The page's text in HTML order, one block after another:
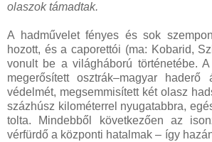
olaszok támadtak.
A hadművelet fényes és sok
hozott, és a caporettói (ma: Kobarid,
vonult be a világháború történetébe. A
megerősített osztrák–magyar haderő
védelmét, megsemmisített két olasz
százhúsz kilométerrel nyugatabbra,
tolta. Mindebből következően az
vérfürdő a központi hatalmak – így